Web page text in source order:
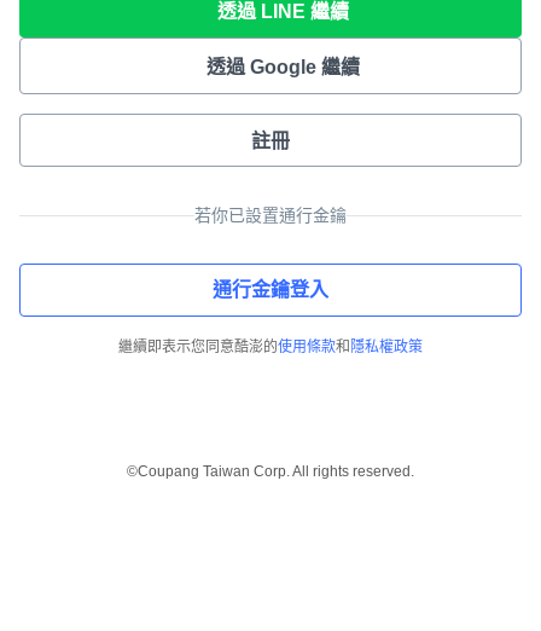
透過 LINE 繼續
透過 Google 繼續
註冊
若你已設置通行金鑰
通行金鑰登入
繼續即表示您同意酷澎的使用條款和 隱私權政策
©Coupang Taiwan Corp. All rights reserved.